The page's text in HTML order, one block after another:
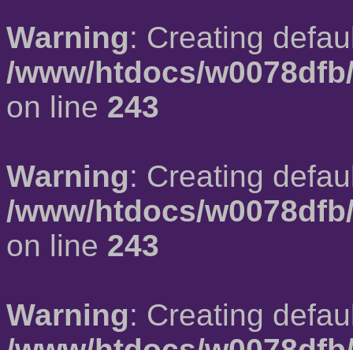
Warning: Creating
/www/htdocs/
on line 243
Warning: Creating
/www/htdocs/
on line 243
Warning: Creating